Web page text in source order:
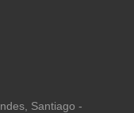
Santiago -